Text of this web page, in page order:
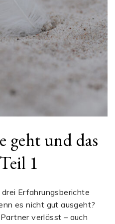
geht und das
1
Erfahrungsberichte
es nicht gut ausgeht?
verlässt – auch